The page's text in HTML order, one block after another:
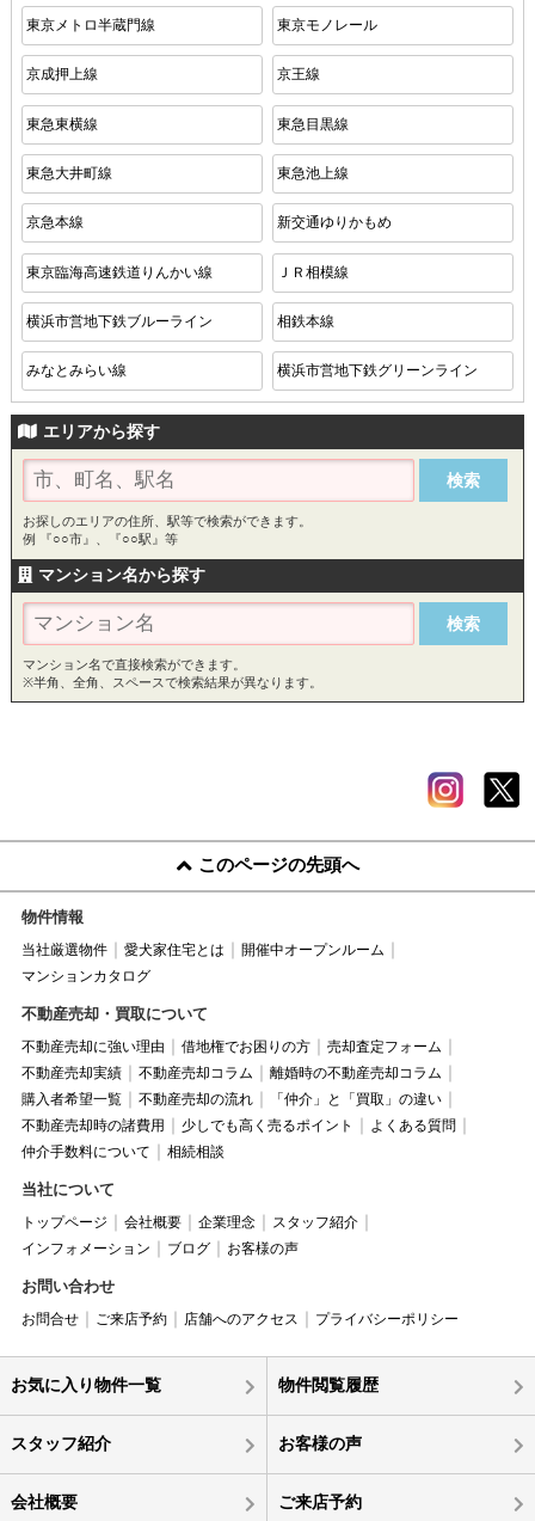
東京メトロ半蔵門線 東京モノレール
京成押上線 京王線
東急東横線 東急目黒線
東急大井町線 東急池上線
京急本線 新交通ゆりかもめ
東京臨海高速鉄道りんかい線 ＪＲ相模線
横浜市営地下鉄ブルーライン 相鉄本線
みなとみらい線 横浜市営地下鉄グリーンライン
エリアから探す
お探しのエリアの住所、駅等で検索ができます。
例 『○○市』、『○○駅』等
マンション名から探す
マンション名で直接検索ができます。
※半角、全角、スペースで検索結果が異なります。
このページの先頭へ
物件情報
当社厳選物件 愛犬家住宅とは
開催中オープンルーム
マンションカタログ
不動産売却・買取について
不動産売却に強い理由 借地権でお困りの方
売却査定フォーム
不動産売却実績
不動産売却コラム
離婚時の不動産売却コラム
購入者希望一覧
不動産売却の流れ
「仲介」と「買取」の違い
不動産売却時の諸費用
少しでも高く売るポイント
よくある質問
仲介手数料について
相続相談
当社について
トップページ 会社概要 企業理念
スタッフ紹介
インフォメーション
ブログ お客様の声
お問い合わせ
お問合せ ご来店予約 店舗へのアクセス プライバシーポリシー
お気に入り物件一覧 物件閲覧履歴
スタッフ紹介 お客様の声
会社概要 ご来店予約